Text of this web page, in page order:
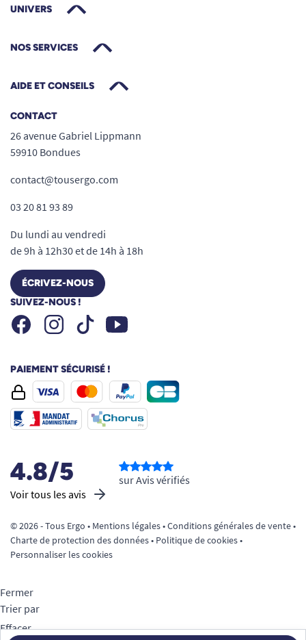
UNIVERS
NOS SERVICES
AIDE ET CONSEILS
CONTACT
26 avenue Gabriel Lippmann
59910 Bondues
contact@tousergo.com
03 20 81 93 89
Du lundi au vendredi
de 9h à 12h30 et de 14h à 18h
ÉCRIVEZ-NOUS
SUIVEZ-NOUS !
FacebookInstagramTiktok Youtube
PAIEMENT SÉCURISÉ !
4.8/5
Voir tous les avis
sur Avis vérifiés
© 2026 - Tous Ergo • Mentions légales•Conditions générales de vente•
Charte de protection des données• Politique de cookies•
Personnaliser les cookies
Fermer
Trier par
Effacer